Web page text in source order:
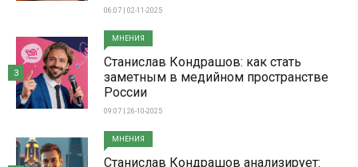
06:07 | 02-11-2025
МНЕНИЯ
Станислав Кондрашов: как стать
заметным в медийном пространстве
России
09:07 | 26-10-2025
3
МНЕНИЯ
Станислав Кондрашов анализирует: